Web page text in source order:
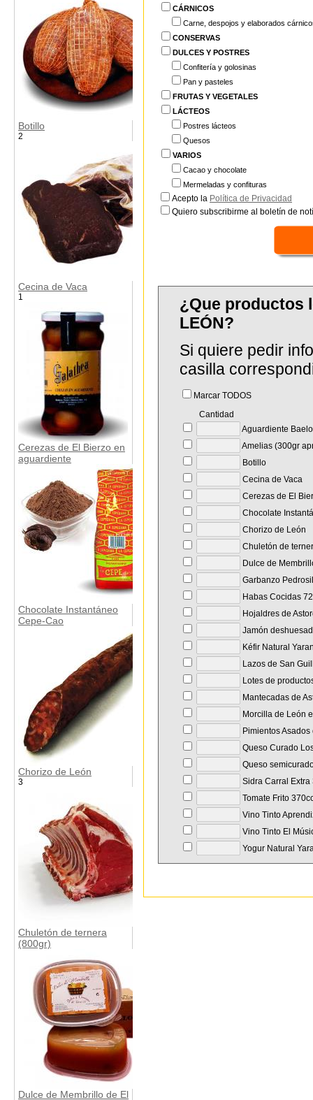
Botillo
2
Cecina de Vaca
1
Cerezas de El Bierzo en
aguardiente
Chocolate Instantáneo
Cepe-Cao
Chorizo de León
3
Chuletón de ternera
(800gr)
Dulce de Membrillo de El
CÁRNICOS
Carne, despojos y elaborados
CONSERVAS
DULCES Y POSTRES
Confitería y golosinas
Pan y pasteles
FRUTAS Y VEGETALES
LÁCTEOS
Postres lácteos
Quesos
VARIOS
Cacao y chocolate
Mermeladas y confituras
Acepto la Política de Privacidad
Quiero subscribirme al boletín de
¿Que productos
LEÓN?
Si quiere pedir
casilla
Marcar TODOS
Cantidad
Aguardiente
Amelias (300gr
Botillo
Cecina de Vaca
Cerezas de El
Chocolate
Chorizo de León
Chuletón de
Dulce de
Garbanzo
Habas Cocidas
Hojaldres de
Jamón
Kéfir Natural
Lazos de San
Lotes de
Mantecadas de
Morcilla de León
Pimientos
Queso Curado
Queso
Sidra Carral Extra
Tomate Frito
Vino Tinto
Vino Tinto El
Yogur Natural